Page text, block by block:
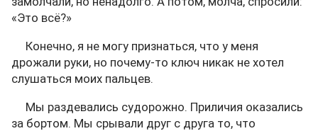
«Это всё?»
Конечно, я не могу признаться, что у меня
дрожали руки, но почему-то ключ никак не хотел
слушаться моих пальцев.
Мы раздевались судорожно. Приличия оказались
за бортом. Мы срывали друг с друга то, что